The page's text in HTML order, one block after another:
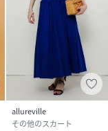
allureville
その他のスカート